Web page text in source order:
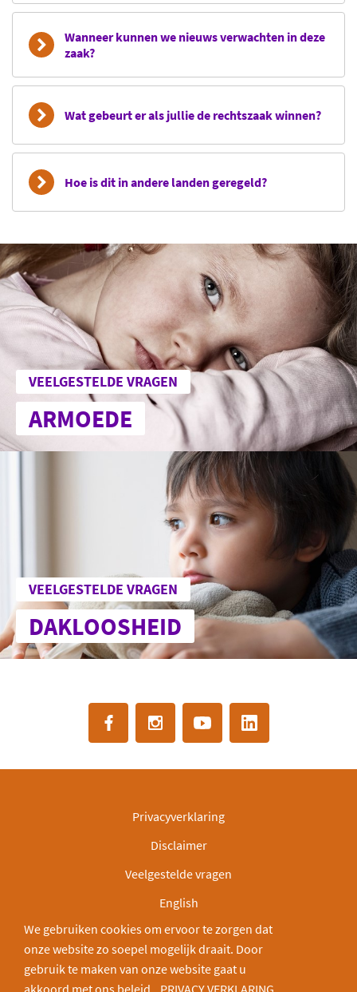
Wanneer kunnen we nieuws verwachten in deze
zaak?
Wat gebeurt er als jullie de rechtszaak winnen?
Hoe is dit in andere landen geregeld?
VEELGESTELDE VRAGEN
ARMOEDE
VEELGESTELDE VRAGEN
DAKLOOSHEID
Privacyverklaring
Disclaimer
Veelgestelde vragen
English
IBAN: NL30INGB0000003166
Deel via:
We gebruiken cookies om ervoor te zorgen dat
onze website zo soepel mogelijk draait. Door
gebruik te maken van onze website gaat u
akkoord met ons beleid.
PRIVACY VERKLARING